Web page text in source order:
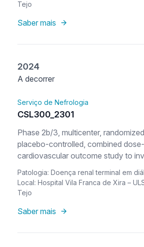
Tejo
Saber mais
2024
A decorrer
Serviço de Nefrologia
CSL300_2301
Phase 2b/3, multicenter,
placebo-controlled, combined
cardiovascular outcome study to
efficacy and safety of CSL300
subjects with end stage kidney
dialysis
Patologia: Doença renal terminal em
Local: Hospital Vila Franca de Xira –
Tejo
Saber mais